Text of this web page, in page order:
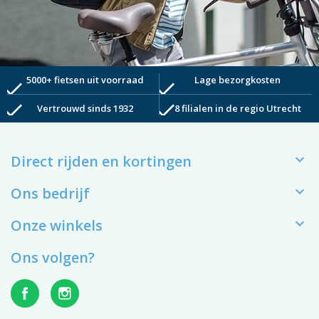
check5000+ fietsen uit voorraad check Lage bezorgkosten
check Vertrouwd sinds 1932 check8 filialen in de regio Utrecht
Direct rijden en kortingen 
Ons bedrijf 
Onze winkels 
Ons volgen?